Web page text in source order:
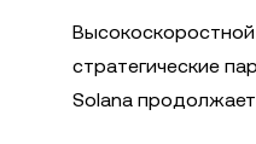
стратегические
Solana продолжает